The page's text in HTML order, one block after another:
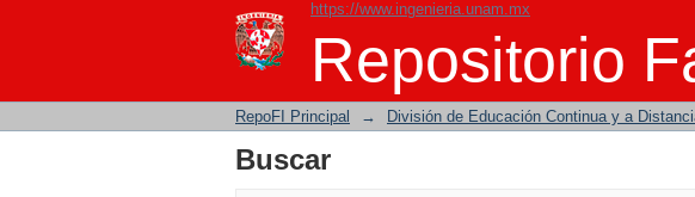
https://www.ingenieria.unam.mx
Repositorio
Buscar
RepoFI Principal → División de Educación Continua y a
Buscar